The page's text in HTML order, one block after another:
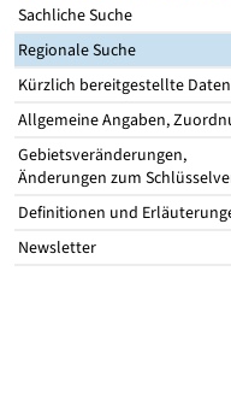
Sachliche Suche
Regionale Suche
Kürzlich bereitgestellte Daten
Allgemeine Angaben,
Gebietsveränderungen,
Änderungen zum
Definitionen und
Newsletter